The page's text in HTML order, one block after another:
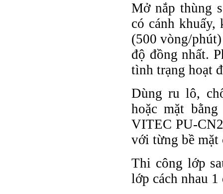
Mở nắp thùng
có cánh
(500 vòng/
độ đồng nhất.
tình trạng hoạt
Dùng ru lô,
hoặc mặt
VITEC PU-
với từng bề mặt
Thi công lớp
lớp cách nhau